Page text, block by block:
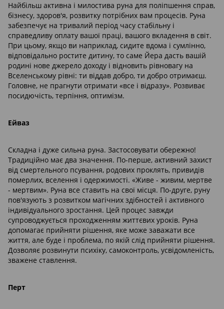
Найбільш активна і милостива руна для поліпшення справ,
бізнесу, здоров'я, розвитку потрібних вам процесів. Руна
забезпечує на тривалий період часу стабільну і
справедливу оплату вашої праці, вашого вкладення в світ.
При цьому, якщо ви наприклад, сидите вдома і сумлінно,
відповідально ростите дитину, то саме Йера дасть вашій
родині нове джерело доходу і відновить рівновагу на
Вселенському рівні: ти віддав добро, ти добро отримаєш.
Головне, не прагнути отримати «все і відразу». Розвиває
посидючість, терпіння, оптимізм.
Ейваз
Складна і дуже сильна руна. Застосовувати обережно!
Традиційно має два значення. По-перше, активний захист
від смертельного псування, родових проклять, привидів
померлих, вселення і одержимості. «Живе - живим, мертве
- мертвим». Руна все ставить на свої місця. По-друге, руну
пов'язують з розвитком магічних здібностей і активного
індивідуального зростання. Цей процес завжди
супроводжується проходженням життєвих уроків. Руна
допомагає прийняти рішення, яке може заважати все
життя, але буде і проблема, по якій слід прийняти рішення.
Дозволяє розвинути психіку, самоконтроль, усвідомленість,
зважене ставлення.
Перт